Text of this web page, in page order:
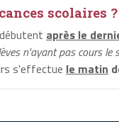
scolaires ?
après le
n'ayant pas cours
s'effectue le matin